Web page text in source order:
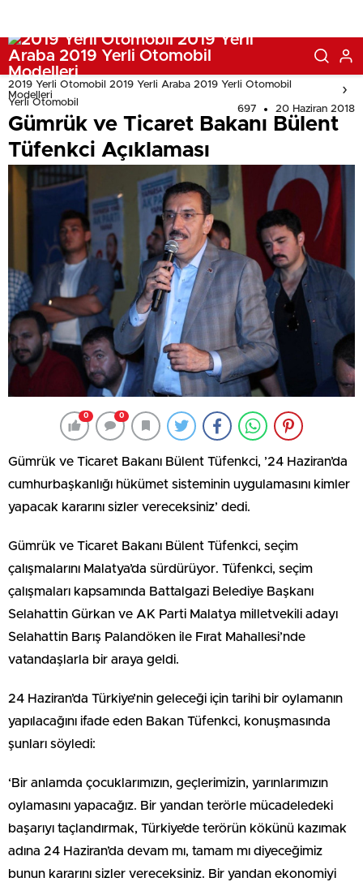
2019 Yerli Otomobil 2019 Yerli Araba 2019 Yerli Otomobil
Modelleri
Yerli Otomobil
697 20 Haziran 2018
Gümrük ve Ticaret Bakanı Bülent
Tüfenkci Açıklaması
0 0
Gümrük ve Ticaret Bakanı Bülent Tüfenkci, ’24 Haziran’da
cumhurbaşkanlığı hükümet sisteminin uygulamasını kimler
yapacak kararını sizler vereceksiniz’ dedi.
Gümrük ve Ticaret Bakanı Bülent Tüfenkci, seçim
çalışmalarını Malatya’da sürdürüyor. Tüfenkci, seçim
çalışmaları kapsamında Battalgazi Belediye Başkanı
Selahattin Gürkan ve AK Parti Malatya milletvekili adayı
Selahattin Barış Palandöken ile Fırat Mahallesi’nde
vatandaşlarla bir araya geldi.
24 Haziran’da Türkiye’nin geleceği için tarihi bir oylamanın
yapılacağını ifade eden Bakan Tüfenkci, konuşmasında
şunları söyledi:
‘Bir anlamda çocuklarımızın, geçlerimizin, yarınlarımızın
oylamasını yapacağız. Bir yandan terörle mücadeledeki
başarıyı taçlandırmak, Türkiye’de terörün kökünü kazımak
adına 24 Haziran’da devam mı, tamam mı diyeceğimiz
bunun kararını sizler vereceksiniz. Bir yandan ekonomiyi